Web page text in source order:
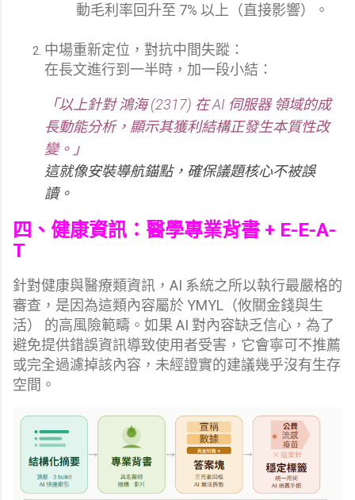
動毛利率回升至 7% 以上（直接影響）。
中場重新定位，對抗中間失蹤：
在長文進行到一半時，加一段小結：
「以上針對 鴻海 (2317) 在 AI 伺服器 領域的成
長動能分析，顯示其獲利結構正發生本質性改
變。」
這就像安裝導航錨點，確保議題核心不被誤
讀。
四、健康資訊：醫學專業背書 + E-E-A-
T
針對健康與醫療類資訊，AI 系統之所以執行最嚴格的
審查，是因為這類內容屬於 YMYL（攸關金錢與生
活） 的高風險範疇。如果 AI 對內容缺乏信心，為了
避免提供錯誤資訊導致使用者受害，它會寧可不推薦
或完全過濾掉該內容，未經證實的建議幾乎沒有生存
空間。